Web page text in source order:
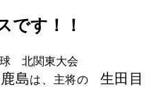
です！！
　北関東大会
島は、主将の 生田目